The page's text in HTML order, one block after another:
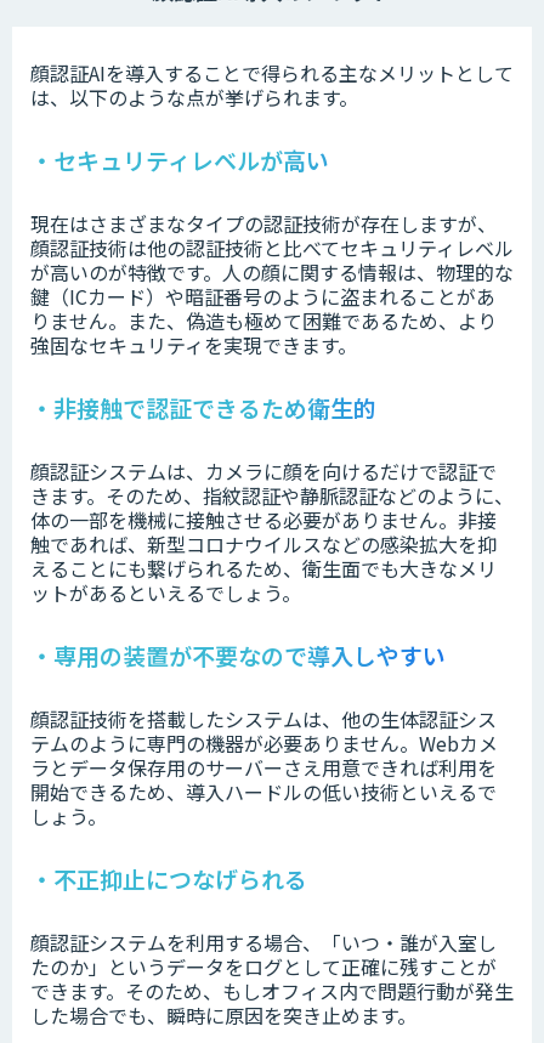
顔認証AIを導入することで得られる主なメリットとして
は、以下のような点が挙げられます。
・セキュリティレベルが高い
現在はさまざまなタイプの認証技術が存在しますが、
顔認証技術は他の認証技術と比べてセキュリティレベル
が高いのが特徴です。人の顔に関する情報は、物理的な
鍵（ICカード）や暗証番号のように盗まれることがあ
りません。また、偽造も極めて困難であるため、より
強固なセキュリティを実現できます。
・非接触で認証できるため衛生的
顔認証システムは、カメラに顔を向けるだけで認証で
きます。そのため、指紋認証や静脈認証などのように、
体の一部を機械に接触させる必要がありません。非接
触であれば、新型コロナウイルスなどの感染拡大を抑
えることにも繋げられるため、衛生面でも大きなメリ
ットがあるといえるでしょう。
・専用の装置が不要なので導入しやすい
顔認証技術を搭載したシステムは、他の生体認証シス
テムのように専門の機器が必要ありません。Webカメ
ラとデータ保存用のサーバーさえ用意できれば利用を
開始できるため、導入ハードルの低い技術といえるで
しょう。
・不正抑止につなげられる
顔認証システムを利用する場合、「いつ・誰が入室し
たのか」というデータをログとして正確に残すことが
できます。そのため、もしオフィス内で問題行動が発生
した場合でも、瞬時に原因を突き止めます。